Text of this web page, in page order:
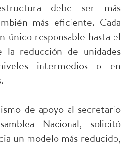
debe ser más
más eficiente. Cada
único responsable hasta el
la reducción de unidades
intermedios o en
de apoyo al secretario
Nacional, solicitó
un modelo más reducido,